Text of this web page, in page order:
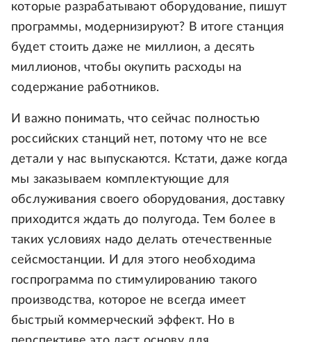
которые разрабатывают оборудование, пишут
программы, модернизируют? В итоге станция
будет стоить даже не миллион, а десять
миллионов, чтобы окупить расходы на
содержание работников.
И важно понимать, что сейчас полностью
российских станций нет, потому что не все
детали у нас выпускаются. Кстати, даже когда
мы заказываем комплектующие для
обслуживания своего оборудования, доставку
приходится ждать до полугода. Тем более в
таких условиях надо делать отечественные
сейсмостанции. И для этого необходима
госпрограмма по стимулированию такого
производства, которое не всегда имеет
быстрый коммерческий эффект. Но в